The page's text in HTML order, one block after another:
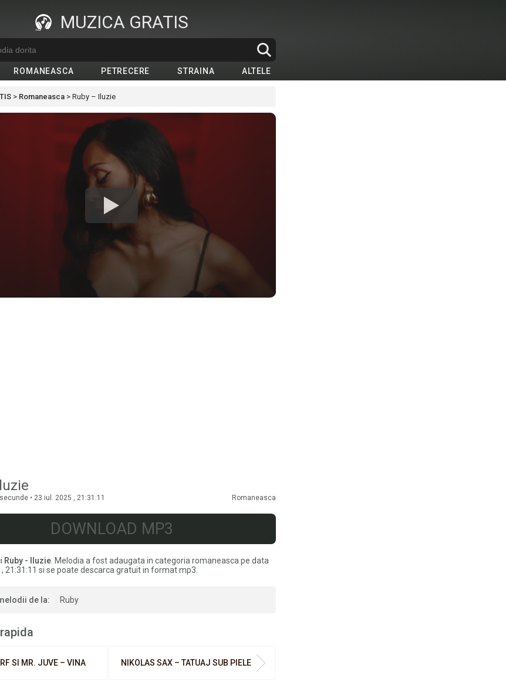
MUZICA GRATIS
ROMANEASCA PETRECERE STRAINA ALTELE
> Romaneasca > Ruby – Iluzie
• 23 iul. 2025 , 21:31:11 Romaneasca
DOWNLOAD MP3
Ruby - Iluzie . Melodia a fost adaugata in categoria romaneasca pe data
, 21:31:11 si se poate descarca gratuit in format mp3.
de la: Ruby
SI MR. JUVE – VINA NIKOLAS SAX – TATUAJ SUB PIELE